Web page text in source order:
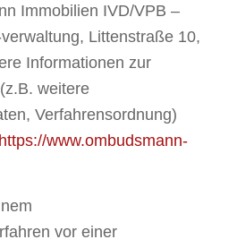
Immobilien IVD/VPB –
Littenstraße 10,
Informationen zur
weitere
Verfahrensordnung)
https://www.ombudsmann-
vor einer